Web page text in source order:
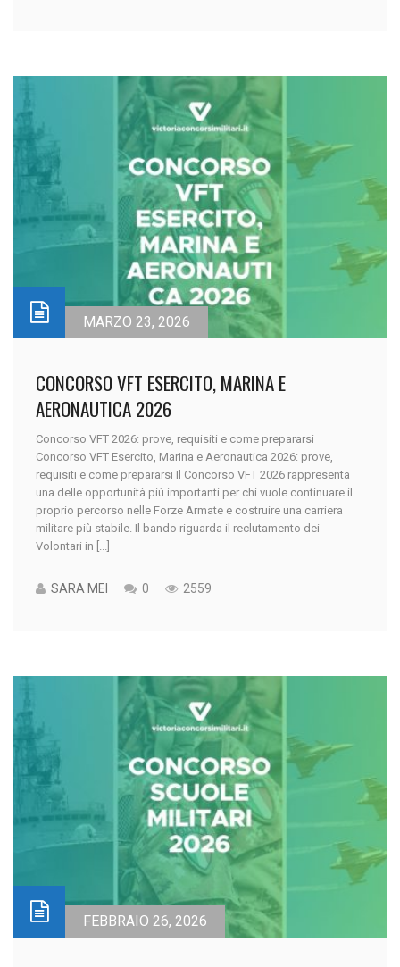
MARZO 23, 2026
CONCORSO VFT ESERCITO, MARINA E
AERONAUTICA 2026
Concorso VFT 2026: prove, requisiti e come prepararsi
Concorso VFT Esercito, Marina e Aeronautica 2026: prove,
requisiti e come prepararsi Il Concorso VFT 2026 rappresenta
una delle opportunità più importanti per chi vuole continuare il
proprio percorso nelle Forze Armate e costruire una carriera
militare più stabile. Il bando riguarda il reclutamento dei
Volontari in [...]
SARA MEI 0 2559
FEBBRAIO 26, 2026